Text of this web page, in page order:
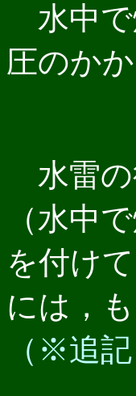
水中で
圧のか
水雷
（水中
を付け
には，
（※追